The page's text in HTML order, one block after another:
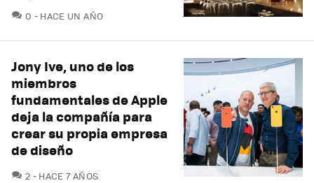
0 COMENTARIOS
HACE UN AÑO
Jony Ive, uno de los
miembros
fundamentales de Apple
deja la compañía para
crear su propia empresa
de diseño
2 COMENTARIOS
HACE 7 AÑOS